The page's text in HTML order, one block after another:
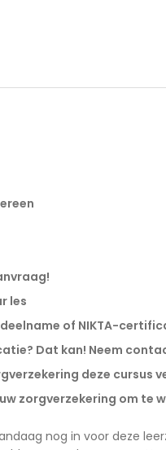
les
of NIKTA-
Dat kan! Neem
deze cursus
zorgverzekering om te
nog in voor deze